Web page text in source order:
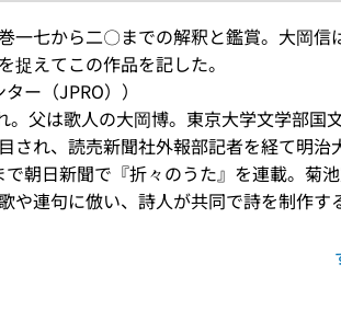
一七から二〇までの解釈と鑑賞。大岡信
捉えてこの作品を記した。
ー（JPRO））
父は歌人の大岡博。東京大学文学部国文
され、読売新聞社外報部記者を経て明治
朝日新聞で『折々のうた』を連載。菊
や連句に倣い、詩人が共同で詩を制作す